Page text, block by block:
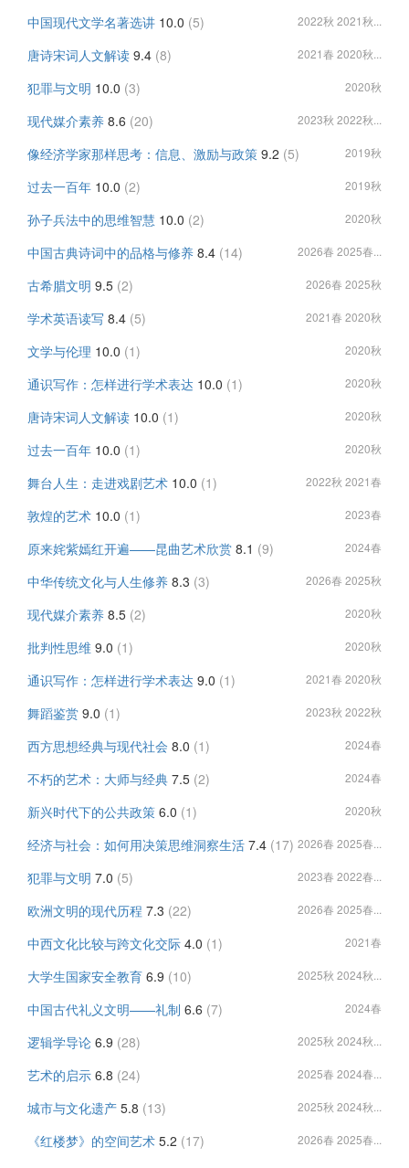
中国现代文学名著选讲 10.0 (5) 2022秋 2021秋...
唐诗宋词人文解读 9.4 (8) 2021春 2020秋...
犯罪与文明 10.0 (3) 2020秋
现代媒介素养 8.6 (20) 2023秋 2022秋...
像经济学家那样思考：信息、激励与政策 9.2 (5) 2019秋
过去一百年 10.0 (2) 2019秋
孙子兵法中的思维智慧 10.0 (2) 2020秋
中国古典诗词中的品格与修养 8.4 (14) 2026春 2025春...
古希腊文明 9.5 (2) 2026春 2025秋
学术英语读写 8.4 (5) 2021春 2020秋
文学与伦理 10.0 (1) 2020秋
通识写作：怎样进行学术表达 10.0 (1) 2020秋
唐诗宋词人文解读 10.0 (1) 2020秋
过去一百年 10.0 (1) 2020秋
舞台人生：走进戏剧艺术 10.0 (1) 2022秋 2021春
敦煌的艺术 10.0 (1) 2023春
原来姹紫嫣红开遍——昆曲艺术欣赏 8.1 (9) 2024春
中华传统文化与人生修养 8.3 (3) 2026春 2025秋
现代媒介素养 8.5 (2) 2020秋
批判性思维 9.0 (1) 2020秋
通识写作：怎样进行学术表达 9.0 (1) 2021春 2020秋
舞蹈鉴赏 9.0 (1) 2023秋 2022秋
西方思想经典与现代社会 8.0 (1) 2024春
不朽的艺术：大师与经典 7.5 (2) 2024春
新兴时代下的公共政策 6.0 (1) 2020秋
经济与社会：如何用决策思维洞察生活 7.4 (17) 2026春 2025春...
犯罪与文明 7.0 (5) 2023春 2022春...
欧洲文明的现代历程 7.3 (22) 2026春 2025春...
中西文化比较与跨文化交际 4.0 (1) 2021春
大学生国家安全教育 6.9 (10) 2025秋 2024秋...
中国古代礼义文明——礼制 6.6 (7) 2024春
逻辑学导论 6.9 (28) 2025秋 2024秋...
艺术的启示 6.8 (24) 2025春 2024春...
城市与文化遗产 5.8 (13) 2025秋 2024秋...
《红楼梦》的空间艺术 5.2 (17) 2026春 2025春...